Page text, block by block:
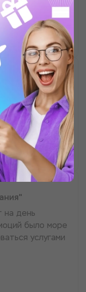
команде "Море
Благодаря Вам
на день
было море
услугами